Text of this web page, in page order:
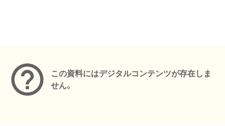
この資料にはデジタルコンテンツが存在しま
せん。